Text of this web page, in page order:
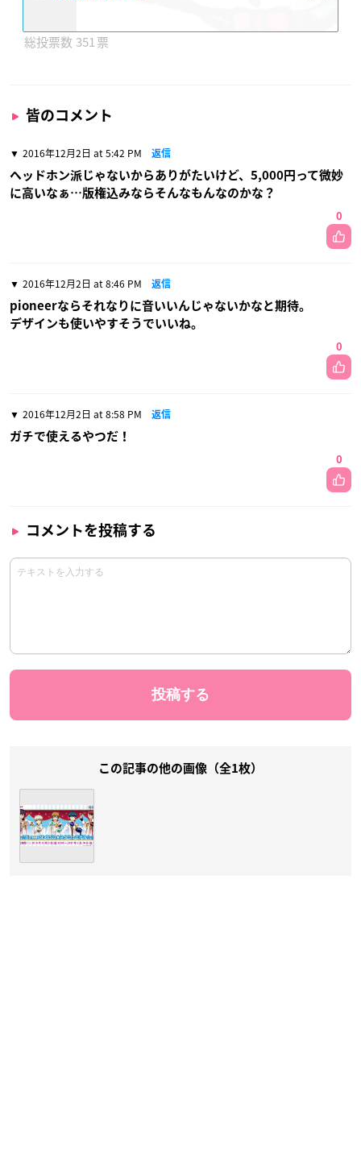
351
皆のコメント
2016年12月2日 at 5:42 PM 返信
ヘッドホン派じゃないからありがたいけど、5,000円って微妙
に高いなぁ…版権込みならそんなもんなのかな？
0
2016年12月2日 at 8:46 PM 返信
pioneerならそれなりに音いいんじゃないかなと期待。
デザインも使いやすそうでいいね。
0
2016年12月2日 at 8:58 PM 返信
ガチで使えるやつだ！
0
コメントを投稿する
この記事の他の画像（全1枚）